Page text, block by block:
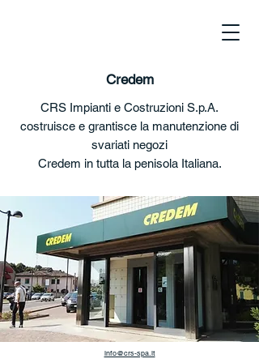
Credem
CRS Impianti e Costruzioni S.p.A.
costruisce e grantisce la manutenzione di
svariati negozi
Credem in tutta la penisola Italiana.
info@crs-spa.it